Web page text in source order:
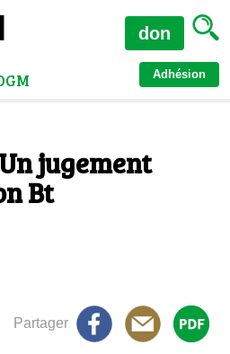
Adhésion
don
jugement
Bt
Partager